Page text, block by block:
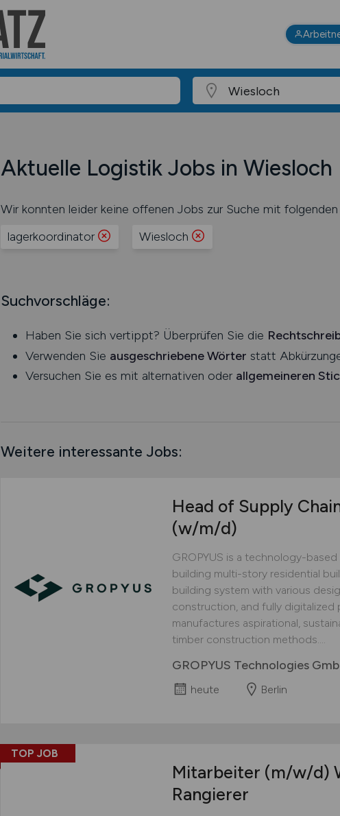
Aktuelle Logistik Jobs in Wiesloch
Wir konnten leider keine offenen Jobs zur Suche mit
lagerkoordinator
Wiesloch
Suchvorschläge:
Haben Sie sich vertippt? Überprüfen Sie die
Verwenden Sie ausgeschriebene Wörter statt
Versuchen Sie es mit alternativen oder allgemeineren
Weitere interessante Jobs:
Head of Supply
(w/m/d)
GROPYUS is a technology-
building multi-story residential
building system with various
construction, and fully digitalized
manufactures aspirational,
timber construction methods....
GROPYUS Technologies
heute Berlin
TOP JOB
Mitarbeiter (m/w/d)
Rangierer